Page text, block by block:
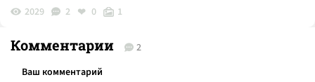
2029 2 0 1
Комментарии 2